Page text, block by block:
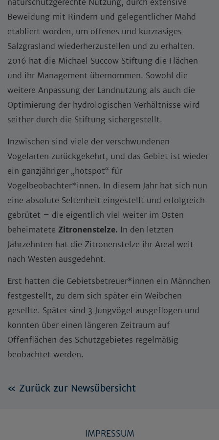
naturschutzgerechte Nutzung, durch extensive
Beweidung mit Rindern und gelegentlicher Mahd
etabliert worden, um offenes und kurzrasiges
Salzgrasland wiederherzustellen und zu erhalten.
2016 hat die Michael Succow Stiftung die Flächen
und ihr Management übernommen. Sowohl die
weitere Anpassung der Landnutzung als auch die
Optimierung der hydrologischen Verhältnisse wird
seither durch die Stiftung sichergestellt.
Inzwischen sind viele der verschwundenen
Vogelarten zurückgekehrt, und das Gebiet ist wieder
ein ganzjähriger „hotspot“ für
Vogelbeobachter*innen. In diesem Jahr hat sich nun
eine absolute Seltenheit eingestellt und erfolgreich
gebrütet – die eigentlich viel weiter im Osten
beheimatete Zitronenstelze. In den letzten
Jahrzehnten hat die Zitronenstelze ihr Areal weit
nach Westen ausgedehnt.
Erst hatten die Gebietsbetreuer*innen ein Männchen
festgestellt, zu dem sich später ein Weibchen
gesellte. Später sind 3 Jungvögel ausgeflogen und
konnten über einen längeren Zeitraum auf
Offenflächen des Schutzgebietes regelmäßig
beobachtet werden.
« Zurück zur Newsübersicht
IMPRESSUM